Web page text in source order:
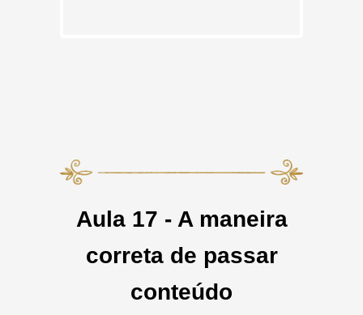
Aula 17 - A maneira
correta de passar
conteúdo